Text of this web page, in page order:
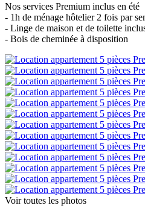
Nos services Premium inclus en été
- 1h de ménage hôtelier 2 fois par
- Linge de maison et de toilette
- Bois de cheminée à disposition
Voir toutes les photos